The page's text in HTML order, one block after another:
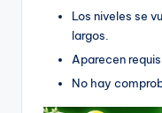
Los niveles se
largos.
Aparecen
No hay